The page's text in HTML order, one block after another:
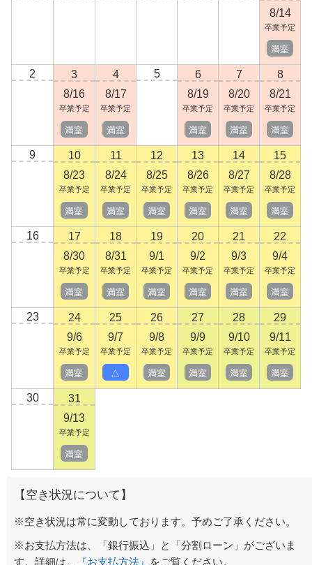
8/14
卒業予定
満室
2
3
8/16
卒業予定
満室
4
8/17
卒業予定
満室
5
6
8/19
卒業予定
満室
7
8/20
卒業予定
満室
8
8/21
卒業予定
満室
9
10
8/23
卒業予定
満室
11
8/24
卒業予定
満室
12
8/25
卒業予定
満室
13
8/26
卒業予定
満室
14
8/27
卒業予定
満室
15
8/28
卒業予定
満室
16
17
8/30
卒業予定
満室
18
8/31
卒業予定
満室
19
9/1
卒業予定
満室
20
9/2
卒業予定
満室
21
9/3
卒業予定
満室
22
9/4
卒業予定
満室
23
24
9/6
卒業予定
満室
25
9/7
卒業予定
△
26
9/8
卒業予定
満室
27
9/9
卒業予定
満室
28
9/10
卒業予定
満室
29
9/11
卒業予定
満室
30
31
9/13
卒業予定
満室
【空き状況について】
※空き状況は常に変動しております。予めご了承ください。
※お支払方法は、「銀行振込」と「分割ローン」がございま
す。詳細は、
『お支払方法』 をご覧ください。